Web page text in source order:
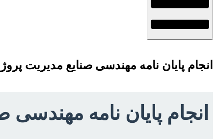
انجام پایان نامه مهندسی صنایع مدیریت
انجام پایان نامه